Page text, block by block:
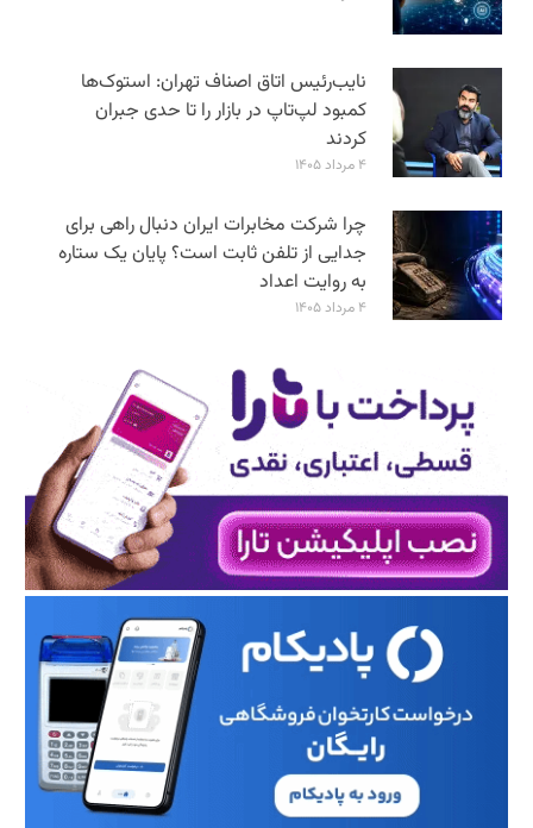
نایب‌رئیس اتاق اصناف تهران: استوک‌ها
کمبود لپ‌تاپ در بازار را تا حدی جبران
کردند
۴ مرداد ۱۴۰۵
چرا شرکت مخابرات ایران دنبال راهی برای
جدایی از تلفن ثابت است؟ پایان یک ستاره
به روایت اعداد
۴ مرداد ۱۴۰۵